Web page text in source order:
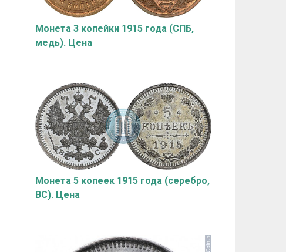
Монета 3 копейки 1915 года (СПБ,
медь). Цена
Монета 5 копеек 1915 года (серебро,
ВС). Цена